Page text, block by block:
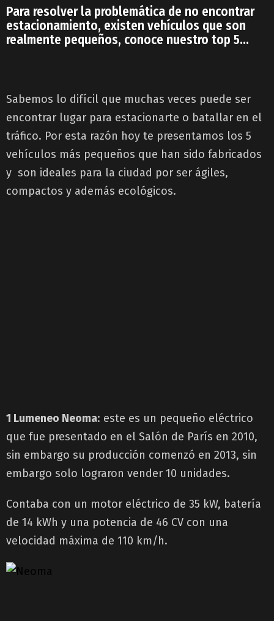
Para resolver la problemática de no encontrar
estacionamiento, existen vehículos que son
realmente pequeños, conoce nuestro top 5…
Sabemos lo difícil que muchas veces puede ser
encontrar lugar para estacionarte o batallar en el
tráfico. Por esta razón hoy te presentamos los 5
vehículos más pequeños que han sido fabricados
y son ideales para la ciudad por ser ágiles,
compactos y además ecológicos.
1 Lumeneo Neoma: este es un pequeño eléctrico
que fue presentado en el Salón de París en 2010,
sin embargo su producción comenzó en 2013, sin
embargo solo lograron vender 10 unidades.
Contaba con un motor eléctrico de 35 kW, batería
de 14 kWh y una potencia de 46 CV con una
velocidad máxima de 110 km/h.